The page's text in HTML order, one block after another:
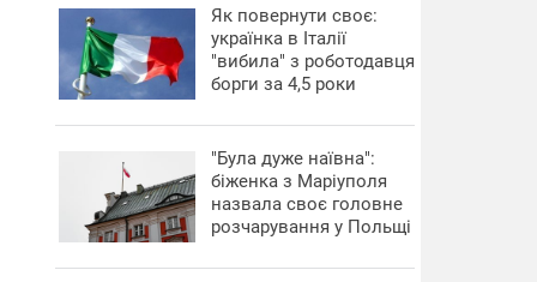
​Як повернути своє:
українка в Італії
"вибила" з роботодавця
борги за 4,5 роки
"Була дуже наївна":
біженка з Маріуполя
назвала своє головне
розчарування у Польщі